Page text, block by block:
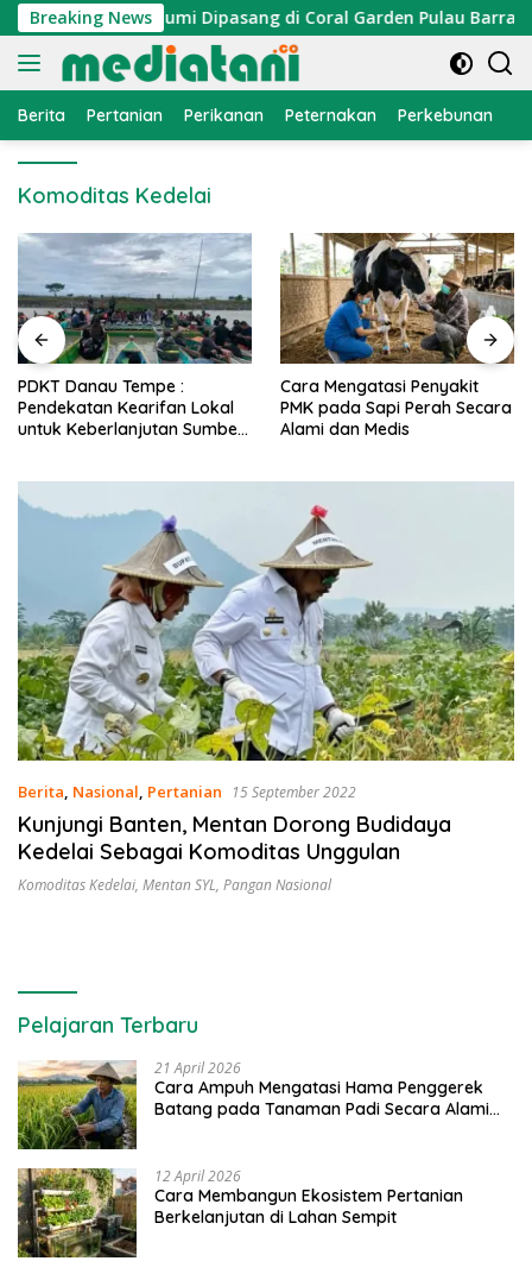
Langsung
ke
konten
Breaking News
Atraktor Cumi Dipasang di Coral Garden Pulau Barrang
Berita Pertanian Perikanan Peternakan Perkebunan
Komoditas Kedelai
PDKT Danau Tempe :
Pendekatan Kearifan Lokal
untuk Keberlanjutan Sumber
Cara Mengatasi Penyakit
PMK pada Sapi Perah Secara
Alami dan Medis
Berita, Nasional, Pertanian 15 September 2022
Kunjungi Banten, Mentan Dorong Budidaya
Kedelai Sebagai Komoditas Unggulan
Komoditas Kedelai, Mentan SYL, Pangan Nasional
Pelajaran Terbaru
21 April 2026
Cara Ampuh Mengatasi Hama Penggerek
Batang pada Tanaman Padi Secara Alami
12 April 2026
Cara Membangun Ekosistem Pertanian
Berkelanjutan di Lahan Sempit